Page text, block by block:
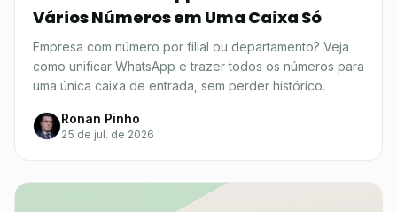
Vários Números em Uma Caixa Só
Empresa com número por filial ou departamento? Veja
como unificar WhatsApp e trazer todos os números para
uma única caixa de entrada, sem perder histórico.
Ronan Pinho
25 de jul. de 2026